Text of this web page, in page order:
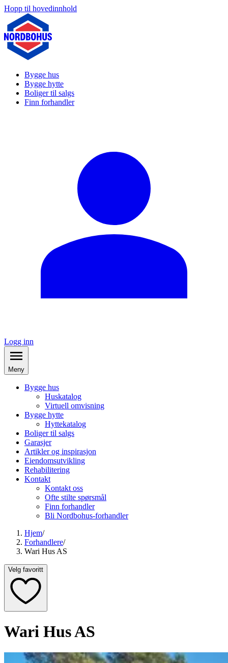
Hopp til hovedinnhold
Bygge hus
Bygge hytte
Boliger til salgs
Finn forhandler
Logg inn
Meny
Bygge hus
Huskatalog
Virtuell omvisning
Bygge hytte
Hyttekatalog
Boliger til salgs
Garasjer
Artikler og inspirasjon
Eiendomsutvikling
Rehabilitering
Kontakt
Kontakt oss
Ofte stilte spørsmål
Finn forhandler
Bli Nordbohus-forhandler
Hjem/
Forhandlere/
Wari Hus AS
Velg favoritt
Wari Hus AS